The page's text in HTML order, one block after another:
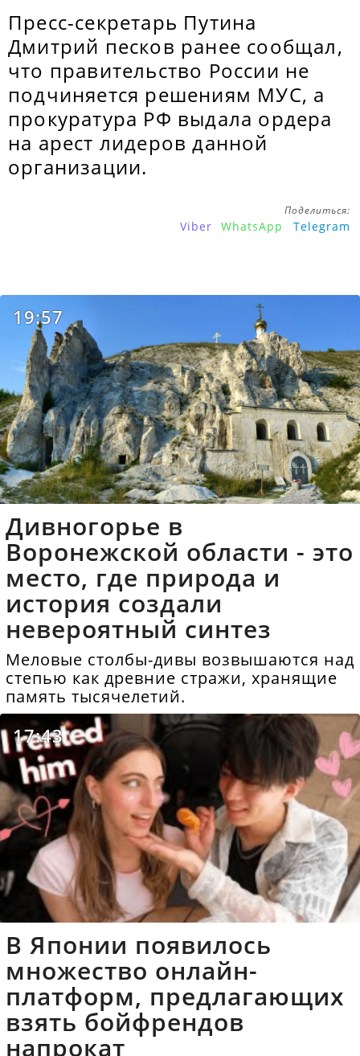
Пресс-секретарь Путина
Дмитрий песков ранее сообщал,
что правительство России не
подчиняется решениям МУС, а
прокуратура РФ выдала ордера
на арест лидеров данной
организации.
Поделиться:
Viber WhatsApp Telegram
19:57
Дивногорье в
Воронежской области - это
место, где природа и
история создали
невероятный синтез
Меловые столбы-дивы возвышаются над
степью как древние стражи, хранящие
память тысячелетий.
17:43
В Японии появилось
множество онлайн-
платформ, предлагающих
взять бойфрендов
напрокат